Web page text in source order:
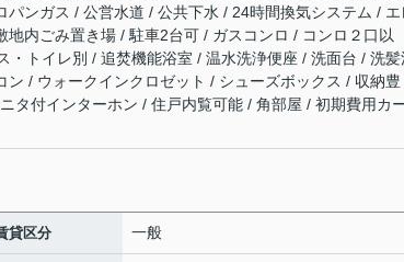
ンガス / 公営水道 / 公共下水 / 24時間換気システム / エ
内ごみ置き場 / 駐車2台可 / ガスコンロ / コンロ２口以
・トイレ別 / 追焚機能浴室 / 温水洗浄便座 / 洗面台 / 洗髪
/ ウォークインクロゼット / シューズボックス / 収納豊
タ付インターホン / 住戸内覧可能 / 角部屋 / 初期費用カ
貸区分 一般